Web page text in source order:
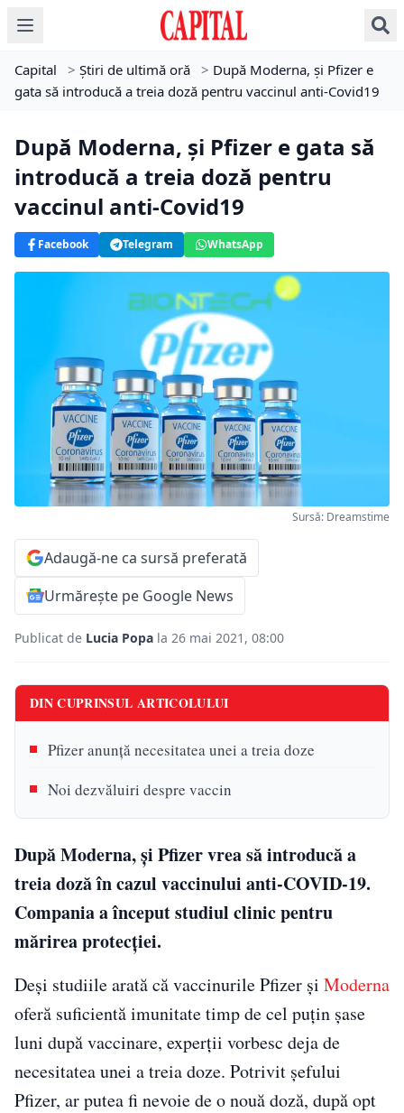
Capital > Știri de ultimă oră > După Moderna, și Pfizer e
gata să introducă a treia doză pentru vaccinul anti-Covid19
După Moderna, și Pfizer e gata să
introducă a treia doză pentru
vaccinul anti-Covid19
Facebook Telegram WhatsApp
Sursă: Dreamstime
Adaugă-ne ca sursă preferată
Urmărește pe Google News
Publicat de Lucia Popa la 26 mai 2021, 08:00
DIN CUPRINSUL ARTICOLULUI
Pfizer anunţă necesitatea unei a treia doze
Noi dezvăluiri despre vaccin
După Moderna, și Pfizer vrea să introducă a
treia doză în cazul vaccinului anti-COVID-19.
Compania a început studiul clinic pentru
mărirea protecţiei.
Deși studiile arată că vaccinurile Pfizer și Moderna
oferă suficientă imunitate timp de cel puțin șase
luni după vaccinare, experții vorbesc deja de
necesitatea unei a treia doze. Potrivit șefului
Pfizer, ar putea fi nevoie de o nouă doză, după opt